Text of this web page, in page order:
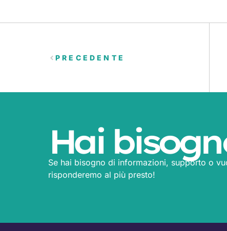
PRECEDENTE
Hai
Se hai bisogno di informazioni, supporto o
risponderemo al più presto!